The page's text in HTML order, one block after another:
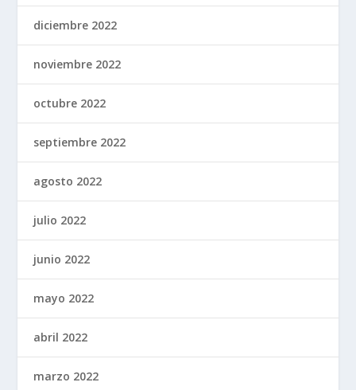
diciembre 2022
noviembre 2022
octubre 2022
septiembre 2022
agosto 2022
julio 2022
junio 2022
mayo 2022
abril 2022
marzo 2022